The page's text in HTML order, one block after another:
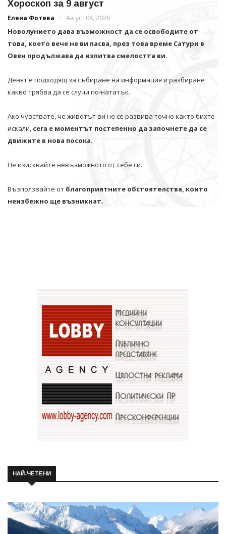
Хороскоп за 9 август
Елена Фотева Август 08, 2026
Новолунието дава възможност да се освободите от
това, което вече не ви пасва, през това време Сатурн в
Овен продължава да изпитва смелостта ви.
Денят е подходящ за събиране на информация и разбиране
какво трябва да се случи по-нататък.
Ако чувствате, че животът ви не се развива точно както бихте
искали, сега е моментът постепенно да започнете да се
движите в нова посока.
Не изисквайте невъзможното от себе си.
Възползвайте от благоприятните обстоятелства, които
неизбежно ще възникнат.
НАЙ-ЧЕТЕНИ